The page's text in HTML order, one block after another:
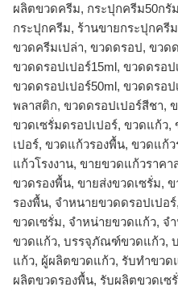
ผลิตขวดครีม, กระปุกครีม50กรั
กระปุกครีม, ร้านขายกระปุกครี
ขวดครีมเปล่า, ขวดดรอป, ขวด
ขวดดรอปเปอร์15ml, ขวดดรอป
ขวดดรอปเปอร์50ml, ขวดดรอ
พลาสติก, ขวดดรอปเปอร์สีชา,
ขวดเซรั่มดรอปเปอร์, ขวดแก้ว
เปอร์, ขวดแก้วรองพื้น, ขวดแก้
แก้วโรงงาน, ขายขวดแก้วราค
ขวดรองพื้น, ขายส่งขวดเซรั่ม,
รองพื้น, จำหนายขวดดรอปเปอ
ขวดเซรั่ม, จำหน่ายขวดแก้ว, จ
ขวดแก้ว, บรรจุภัณฑ์ขวดแก้ว,
แก้ว, ผู้ผลิตขวดแก้ว, รับทำขวด
ผลิตขวดรองพื้น, รับผลิตขวดเ